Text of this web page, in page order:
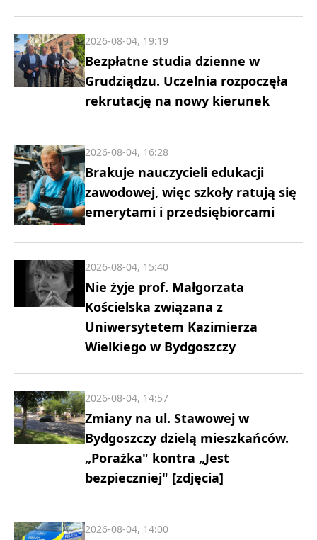
Bezpłatne studia dzienne w
Grudziądzu. Uczelnia rozpoczęła
rekrutację na nowy kierunek
2026-08-04, 19:19
Brakuje nauczycieli edukacji
zawodowej, więc szkoły ratują się
emerytami i przedsiębiorcami
2026-08-04, 16:28
Nie żyje prof. Małgorzata
Kościelska związana z
Uniwersytetem Kazimierza
Wielkiego w Bydgoszczy
2026-08-04, 15:40
Zmiany na ul. Stawowej w
Bydgoszczy dzielą mieszkańców.
„Porażka" kontra „Jest
bezpieczniej" [zdjęcia]
2026-08-04, 14:57
2026-08-04, 14:00